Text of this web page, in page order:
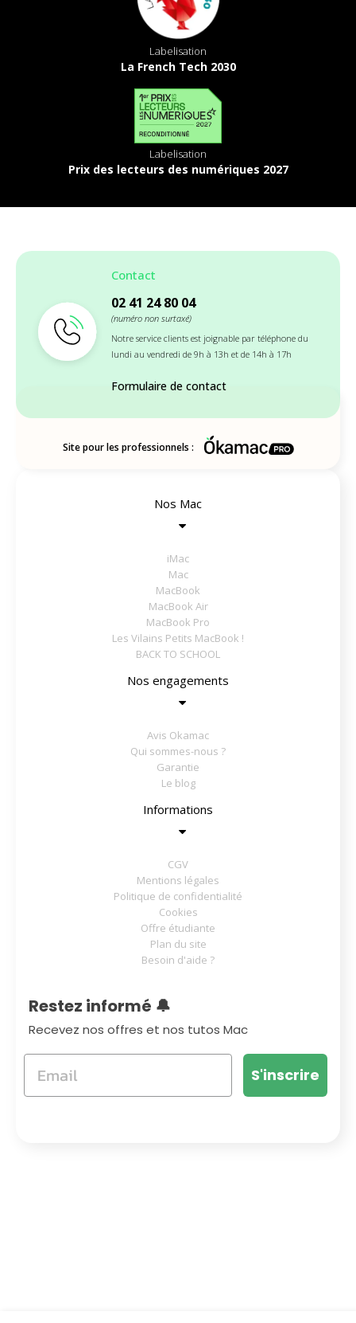
Labelisation
La French Tech 2030
Labelisation
Prix des lecteurs des numériques 2027
Contact
02 41 24 80 04
(numéro non surtaxé)
Notre service clients est joignable par téléphone du
lundi au vendredi de 9h à 13h et de 14h à 17h
Formulaire de contact
Site pour les professionnels :
Nos Mac
iMac
Mac
MacBook
MacBook Air
MacBook Pro
Les Vilains Petits MacBook !
BACK TO SCHOOL
Nos engagements
Avis Okamac
Qui sommes-nous ?
Garantie
Le blog
Informations
CGV
Mentions légales
Politique de confidentialité
Cookies
Offre étudiante
Plan du site
Besoin d'aide ?
Restez informé 🔔
Recevez nos offres et nos tutos Mac
S'inscrire